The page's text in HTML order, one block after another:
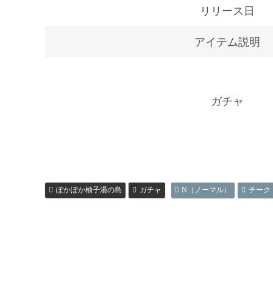
リリース日
アイテム説明
ガチャ
ぽかぽか柚子湯の島 ガチャ N（ノーマル） チーク